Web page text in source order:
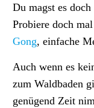
Du magst es
Probiere doch mal
Gong, einfache
Auch wenn es
zum Waldbaden
genügend Zeit